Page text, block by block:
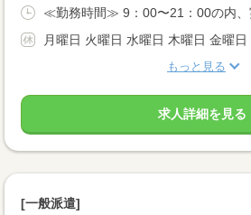
≪勤務時間≫ 9：00〜21：00の内、
月曜日 火曜日 水曜日 木曜日 金曜
もっと見る
求人詳細を見る
[一般派遣]